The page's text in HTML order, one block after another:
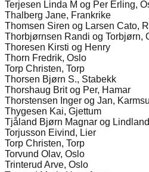
Terjesen Linda M og Per Erling,
Thalberg Jane, Frankrike
Thomsen Siren og Larsen Cato,
Thorbjørnsen Randi og Torbjørn,
Thoresen Kirsti og Henry
Thorn Fredrik, Oslo
Torp Christen, Torp
Thorsen Bjørn S., Stabekk
Thorshaug Brit og Per, Hamar
Thorstensen Inger og Jan,
Thygesen Kai, Gjettum
Tjåland Bjørn Magnar og
Torjusson Eivind, Lier
Torp Christen, Torp
Torvund Olav, Oslo
Trinterud Arve, Oslo